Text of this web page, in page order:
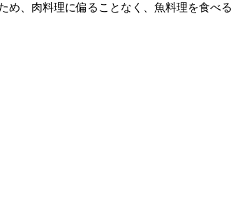
め、肉料理に偏ることなく、魚料理を食べる